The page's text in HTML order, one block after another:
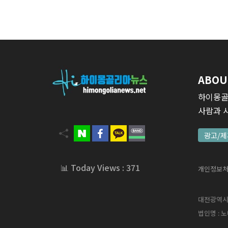
📊 Today Views : 371
하이몽
사람과
광고/
개인정보
대전광역
법인명 :